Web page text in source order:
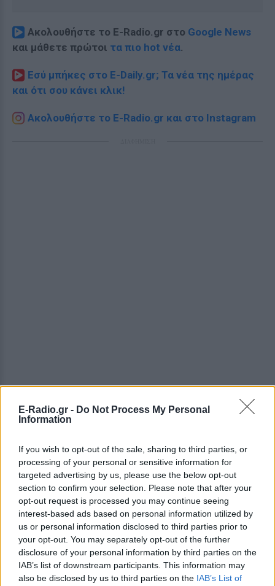
E-Radio.gr - Do Not Process My Personal
Information
If you wish to opt-out of the sale, sharing to third parties, or
processing of your personal or sensitive information for
targeted advertising by us, please use the below opt-out
section to confirm your selection. Please note that after your
opt-out request is processed you may continue seeing
interest-based ads based on personal information utilized by
us or personal information disclosed to third parties prior to
your opt-out. You may separately opt-out of the further
disclosure of your personal information by third parties on the
IAB’s list of downstream participants. This information may
also be disclosed by us to third parties on the IAB’s List of
Ακολουθήστε το E-Radio.gr στο Google News
και μάθετε πρώτοι τα πιο hot νέα.
Εσύ μπήκες στο E-Daily.gr; Τα νέα της ημέρας
και ότι σου κάνει κλικ!
Ακολουθήστε το E-Radio.gr και στο Instagram
ΣΤΗΝ ΙΔΙΑ ΚΑΤΗΓΟΡΙΑ
Η Τατιάνα Στεφανίδου φόρεσε
μπικίνι και εντυπωσίασε με το
κορμί της στα καταγάλανα νερά
του Ιονίου
ΣΉΜΕΡΑ
Οι φωτογραφίες που ανέβασε η
παρουσιάστρια από τις διακοπές της με